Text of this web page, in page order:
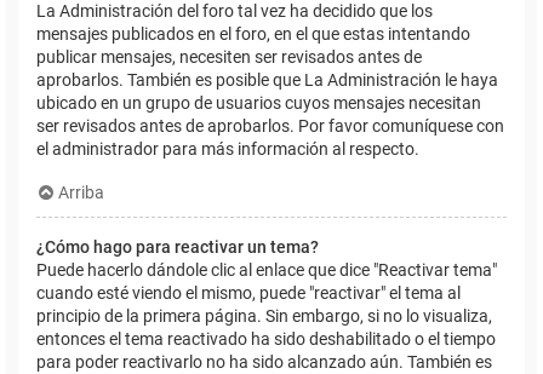
La Administración del foro tal vez ha decidido que los
mensajes publicados en el foro, en el que estas intentando
publicar mensajes, necesiten ser revisados antes de
aprobarlos. También es posible que La Administración le haya
ubicado en un grupo de usuarios cuyos mensajes necesitan
ser revisados antes de aprobarlos. Por favor comuníquese con
el administrador para más información al respecto.
Arriba
¿Cómo hago para reactivar un tema?
Puede hacerlo dándole clic al enlace que dice "Reactivar tema"
cuando esté viendo el mismo, puede "reactivar" el tema al
principio de la primera página. Sin embargo, si no lo visualiza,
entonces el tema reactivado ha sido deshabilitado o el tiempo
para poder reactivarlo no ha sido alcanzado aún. También es